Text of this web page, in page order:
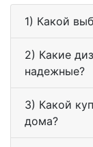
1) Какой
2) Какие
надежные?
3) Какой
дома?